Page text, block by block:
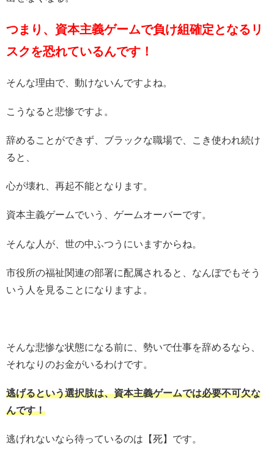
つまり、資本主義ゲームで負け組確定となるリ
スクを恐れているんです！
そんな理由で、動けないんですよね。
こうなると悲惨ですよ。
辞めることができず、ブラックな職場で、こき使われ続け
ると、
心が壊れ、再起不能となります。
資本主義ゲームでいう、ゲームオーバーです。
そんな人が、世の中ふつうにいますからね。
市役所の福祉関連の部署に配属されると、なんぼでもそう
いう人を見ることになりますよ。
そんな悲惨な状態になる前に、勢いで仕事を辞めるなら、
それなりのお金がいるわけです。
逃げるという選択肢は、資本主義ゲームでは必要不可欠な
んです！
逃げれないなら待っているのは【死】です。